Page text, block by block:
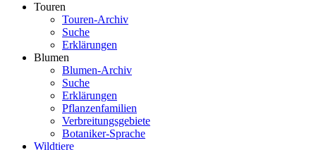
Touren
Touren-Archiv
Suche
Erklärungen
Blumen
Blumen-Archiv
Suche
Erklärungen
Pflanzenfamilien
Verbreitungsgebiete
Botaniker-Sprache
Wildtiere